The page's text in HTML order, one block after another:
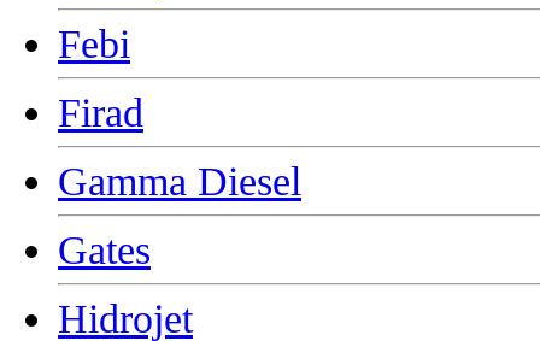
Febi
Firad
Gamma Diesel
Gates
Hidrojet